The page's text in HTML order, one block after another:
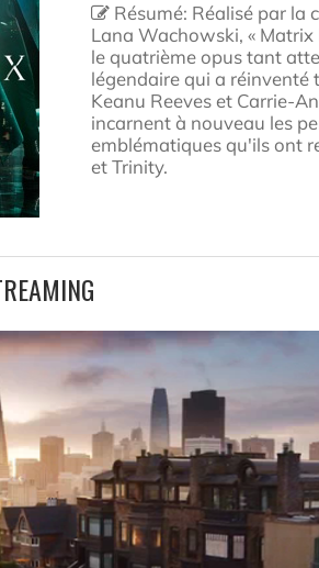
Résumé: Réalisé par la
Lana Wachowski, « Matrix
le quatrième opus tant
légendaire qui a réinventé
Keanu Reeves et Carrie-
incarnent à nouveau les
emblématiques qu'ils ont
et Trinity.